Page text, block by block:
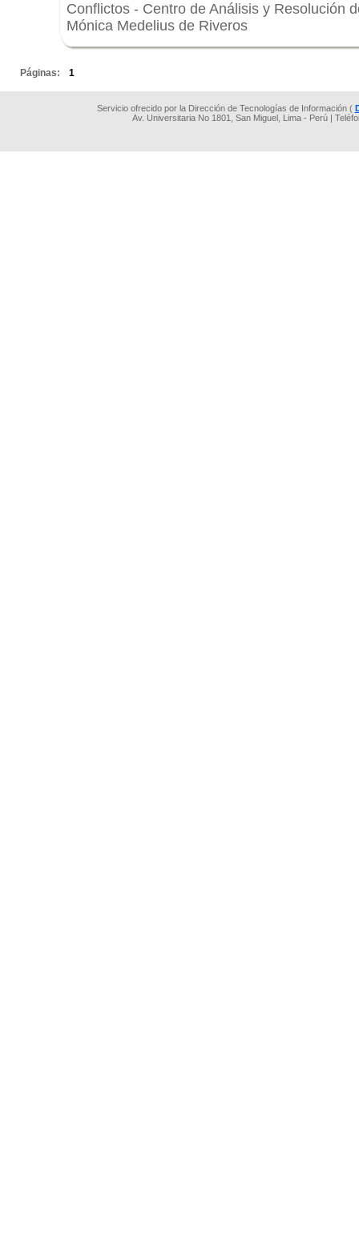
Conflictos - Centro de Análisis y Resolución
Mónica Medelius de Riveros
Páginas: 1
Servicio ofrecido por la Dirección de Tecnologías de Información (
Av. Universitaria No 1801, San Miguel, Lima - Perú |